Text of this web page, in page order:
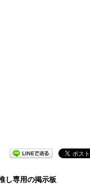
し専用の掲示板